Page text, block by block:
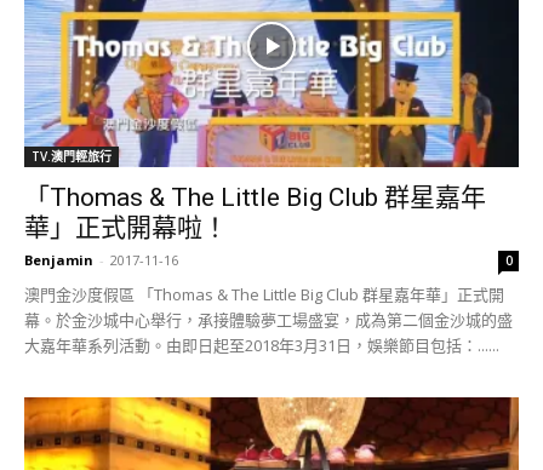
TV.澳門輕旅行
「Thomas & The Little Big Club 群星嘉年
華」正式開幕啦！
Benjamin - 2017-11-16 0
澳門金沙度假區 「Thomas & The Little Big Club 群星嘉年華」正式開
幕。於金沙城中心舉行，承接體驗夢工場盛宴，成為第二個金沙城的盛
大嘉年華系列活動。由即日起至2018年3月31日，娛樂節目包括：......